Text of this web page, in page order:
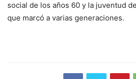
social de los años 60 y la juventud
que marcó a varias generaciones.